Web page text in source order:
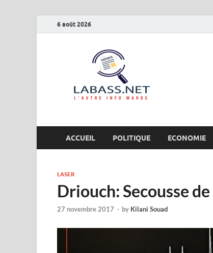
6 août 2026
ACCUEIL POLITIQUE ECONOMIE
LASER
Driouch: Secousse
27 novembre 2017 - by Kilani Souad